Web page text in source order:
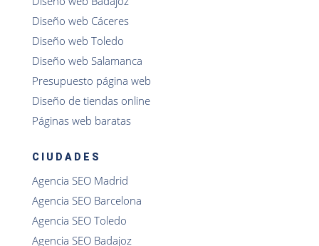
Diseño web Cáceres
Diseño web Toledo
Diseño web Salamanca
Presupuesto página web
Diseño de tiendas online
Páginas web baratas
CIUDADES
Agencia SEO Madrid
Agencia SEO Barcelona
Agencia SEO Toledo
Agencia SEO Badajoz